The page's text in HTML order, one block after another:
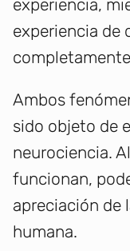
experiencia,
experiencia de
Ambos
sido objeto de
neurociencia.
funcionan,
apreciación de
humana.